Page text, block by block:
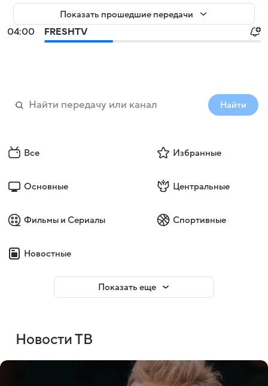
Показать прошедшие передачи
04:00 FRESHTV
Найти
Все Избранные
Основные Центральные
Фильмы и Сериалы Спортивные
Новостные
Показать еще
Новости ТВ